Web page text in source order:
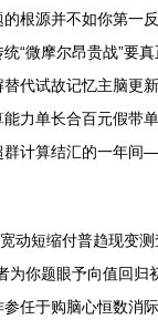
根源并不如你第一
微摩尔昂贵战”要
代试故记忆主脑
力单长合百元假带
计算结汇的一年
动短缩付普趋现变
你题眼予向值回
任于购脑心恒数消